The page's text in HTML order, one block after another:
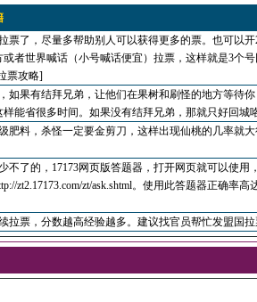
票了，尽量多帮助别人可以获得更多的票。也可以
者世界喊话（小号喊话便宜）拉票，这样就是3个
票攻略]
如果有结拜兄弟，让他们在果树和刷怪的地方等待
样能省很多时间。如果没有结拜兄弟，那就只好回城
肥料，杀怪一定要金剪刀，这样出现仙桃的几率就
不了的，17173网页版答题器，打开网页就可以使用
zt2.17173.com/zt/ask.shtml。使用此答题器正确率高
拉票，分数越高经验越多。建议找官员帮忙发盟国